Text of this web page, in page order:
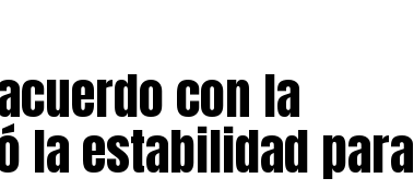
otorgados directamente por los
incumplimiento. Este tipo de
de acceso más flexibles para facilitar las
muy por encima de la observada en
y entidades financieras.
con la
la estabilidad para